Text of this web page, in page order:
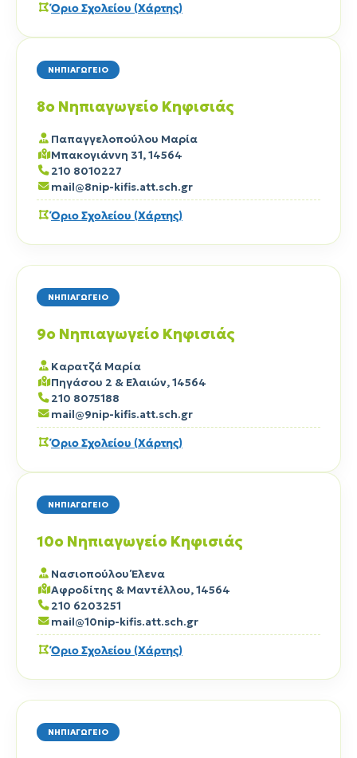
Όριο Σχολείου (Χάρτης)
ΝΗΠΙΑΓΩΓΕΙΟ
8ο Νηπιαγωγείο Κηφισιάς
Παπαγγελοπούλου Μαρία
Μπακογιάννη 31, 14564
210 8010227
mail@8nip-kifis.att.sch.gr
Όριο Σχολείου (Χάρτης)
ΝΗΠΙΑΓΩΓΕΙΟ
9ο Νηπιαγωγείο Κηφισιάς
Καρατζά Μαρία
Πηγάσου 2 & Ελαιών, 14564
210 8075188
mail@9nip-kifis.att.sch.gr
Όριο Σχολείου (Χάρτης)
ΝΗΠΙΑΓΩΓΕΙΟ
10ο Νηπιαγωγείο Κηφισιάς
Νασιοπούλου Έλενα
Αφροδίτης & Μαντέλλου, 14564
210 6203251
mail@10nip-kifis.att.sch.gr
Όριο Σχολείου (Χάρτης)
ΝΗΠΙΑΓΩΓΕΙΟ